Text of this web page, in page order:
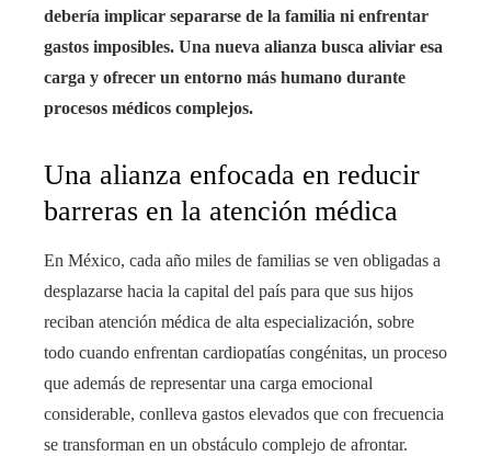
debería implicar separarse de la familia ni enfrentar
gastos imposibles. Una nueva alianza busca aliviar esa
carga y ofrecer un entorno más humano durante
procesos médicos complejos.
Una alianza enfocada en reducir
barreras en la atención médica
En México, cada año miles de familias se ven obligadas a
desplazarse hacia la capital del país para que sus hijos
reciban atención médica de alta especialización, sobre
todo cuando enfrentan cardiopatías congénitas, un proceso
que además de representar una carga emocional
considerable, conlleva gastos elevados que con frecuencia
se transforman en un obstáculo complejo de afrontar.